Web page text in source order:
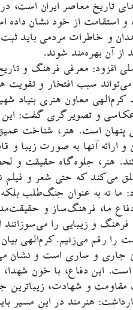
تاریخ معاصر ایران است،
و استقامت از خود نشان داده
و خاطرات مردمی باید
از آن بهره‌مند شوند.
افزود: معرفی فرهنگ و تاریخ
سبب افتخار و تقویت
معاون هنری بنیاد
عکاسی و تصویرگری گفت: این
پنهان است. هنر، شناخت
ارائه آنها به صورت زیبا و
هنر، جلوه‌گاه حقیقت و
که حتی شعر و فیلم
ما نه به عنوان جنگ‌طلب بلکه
ما، فرهنگ‌ساز و
و زیبایی را می‌سوزانند
را رقم می‌زنیم.کرم‌الهی
جاری و ساری است و نشان
است. این دفاع، با خون شهدا،
و شهادت، زیباترین
هنرمند در این مسیر